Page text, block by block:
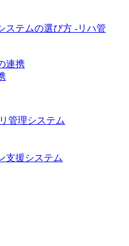
ステムの選び方 -リハ管
連携
管理システム
支援システム